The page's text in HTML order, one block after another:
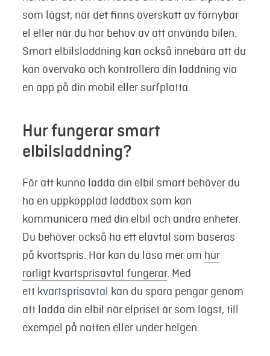
som lägst, när det finns överskott av förnybar
el eller när du har behov av att använda bilen.
Smart elbilsladdning kan också innebära att du
kan övervaka och kontrollera din laddning via
en app på din mobil eller surfplatta.
Hur fungerar smart
elbilsladdning?
För att kunna ladda din elbil smart behöver du
ha en uppkopplad laddbox som kan
kommunicera med din elbil och andra enheter.
Du behöver också ha ett elavtal som baseras
på kvartspris. Här kan du läsa mer om hur
rörligt kvartsprisavtal fungerar. Med
ett kvartsprisavtal kan du spara pengar genom
att ladda din elbil när elpriset är som lägst, till
exempel på natten eller under helgen.